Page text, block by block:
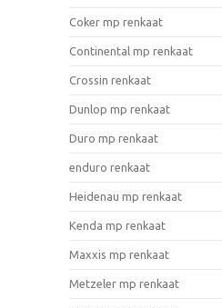
Coker mp renkaat
Continental mp renkaat
Crossin renkaat
Dunlop mp renkaat
Duro mp renkaat
enduro renkaat
Heidenau mp renkaat
Kenda mp renkaat
Maxxis mp renkaat
Metzeler mp renkaat